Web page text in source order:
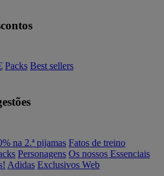
Packs Best sellers
na 2.ª pijamas Fatos de treino
Personagens Os nossos Essenciais
Adidas Exclusivos Web